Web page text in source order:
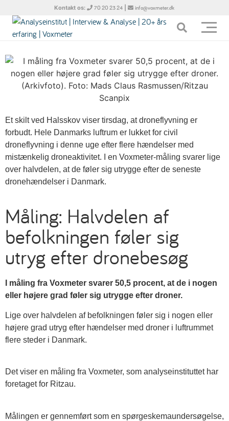
Kontakt os: 70 20 23 24 | info@voxmeter.dk
Et skilt ved Halsskov viser tirsdag, at droneflyvning er
forbudt. Hele Danmarks luftrum er lukket for civil
droneflyvning i denne uge efter flere hændelser med
mistænkelig droneaktivitet. I en Voxmeter-måling svarer lige
over halvdelen, at de føler sig utrygge efter de seneste
dronehændelser i Danmark.
Måling: Halvdelen af
befolkningen føler sig
utryg efter dronebesøg
I måling fra Voxmeter svarer 50,5 procent, at de i nogen
eller højere grad føler sig utrygge efter droner.
Lige over halvdelen af befolkningen føler sig i nogen eller
højere grad utryg efter hændelser med droner i luftrummet
flere steder i Danmark.
Det viser en måling fra Voxmeter, som analyseinstituttet har
foretaget for Ritzau.
Målingen er gennemført som en spørgeskemaundersøgelse,